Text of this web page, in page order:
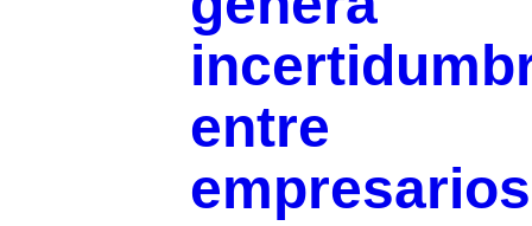
entre
empresarios